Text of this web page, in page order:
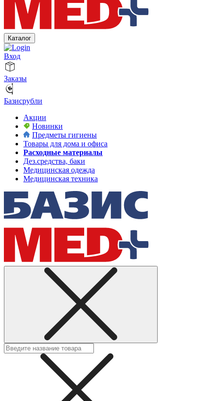
Каталог
Вход
Заказы
Базисрубли
Акции
Новинки
Предметы гигиены
Товары для дома и офиса
Расходные материалы
Дез.средства, баки
Медицинская одежда
Медицинская техника